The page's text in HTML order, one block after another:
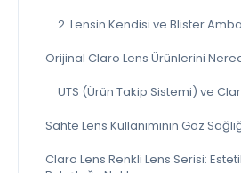
2. Lensin Kendisi ve Blister
Orijinal Claro Lens Ürünlerini
UTS (Ürün Takip Sistemi) ve
Sahte Lens Kullanımının Göz
Claro Lens Renkli Lens Serisi: